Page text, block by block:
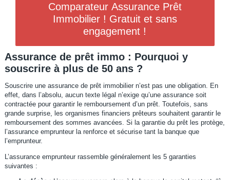
Comparateur Assurance Prêt
Immobilier ! Gratuit et sans
engagement !
Assurance de prêt immo : Pourquoi y
souscrire à plus de 50 ans ?
Souscrire une assurance de prêt immobilier n’est pas une obligation. En
effet, dans l’absolu, aucun texte légal n’exige qu’une assurance soit
contractée pour garantir le remboursement d’un prêt. Toutefois, sans
grande surprise, les organismes financiers prêteurs souhaitent garantir le
remboursement des sommes avancées. Si la garantie du prêt les protège,
l’assurance emprunteur la renforce et sécurise tant la banque que
l’emprunteur.
L’assurance emprunteur rassemble généralement les 5 garanties
suivantes :